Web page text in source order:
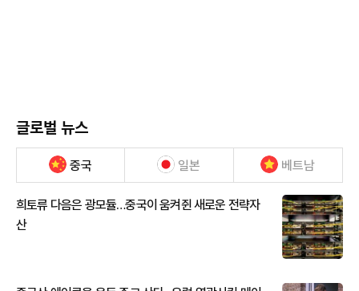
글로벌 뉴스
중국 일본 베트남
희토류 다음은 광모듈…중국이 움켜쥔 새로운 전략자
산